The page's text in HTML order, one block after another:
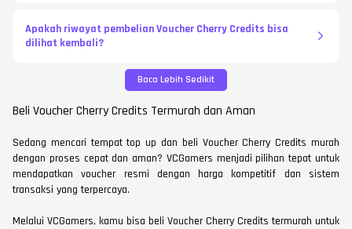
Apakah riwayat pembelian Voucher Cherry Credits bisa
dilihat kembali?
Baca Lebih Sedikit
Beli Voucher Cherry Credits Termurah dan Aman
Sedang mencari tempat top up dan beli Voucher Cherry Credits murah
dengan proses cepat dan aman? VCGamers menjadi pilihan tepat untuk
mendapatkan voucher resmi dengan harga kompetitif dan sistem
transaksi yang terpercaya.
Melalui VCGamers, kamu bisa beli Voucher Cherry Credits termurah untuk